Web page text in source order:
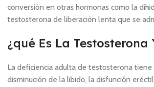
conversión en otras hormonas como la
testosterona de liberación lenta que se
¿qué Es La
La deficiencia adulta de testosterona
disminución de la libido, la disfunción